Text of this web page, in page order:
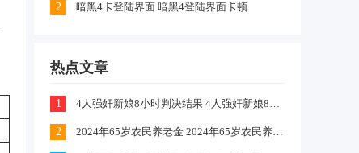
2 暗黑4卡登陆界面 暗黑4登陆界面卡顿
热点文章
1 4人强奸新娘8小时判决结果 4人强奸新娘8小时案件嫌疑犯判刑什么情况
2 2024年65岁农民养老金 2024年65岁农民养老金上涨多少